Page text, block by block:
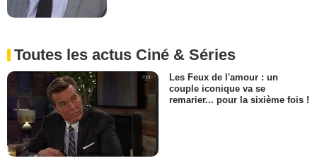
Toutes les actus Ciné & Séries
Les Feux de l'amour : un
couple iconique va se
remarier... pour la sixième fois !